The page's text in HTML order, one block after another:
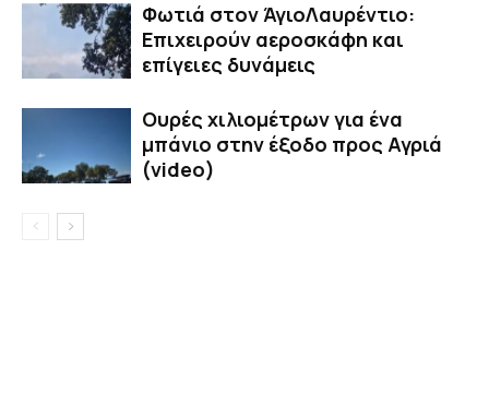
Φωτιά στον ΆγιοΛαυρέντιο:
Επιχειρούν αεροσκάφη και
επίγειες δυνάμεις
Ουρές χιλιομέτρων για ένα
μπάνιο στην έξοδο προς Αγριά
(video)